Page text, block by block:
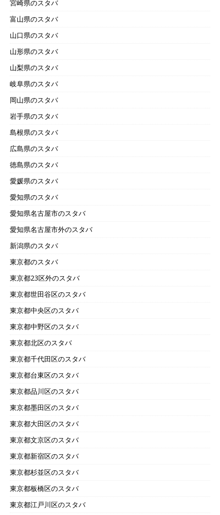
宮崎県のスタバ
富山県のスタバ
山口県のスタバ
山形県のスタバ
山梨県のスタバ
岐阜県のスタバ
岡山県のスタバ
岩手県のスタバ
島根県のスタバ
広島県のスタバ
徳島県のスタバ
愛媛県のスタバ
愛知県のスタバ
愛知県名古屋市のスタバ
愛知県名古屋市外のスタバ
新潟県のスタバ
東京都のスタバ
東京都23区外のスタバ
東京都世田谷区のスタバ
東京都中央区のスタバ
東京都中野区のスタバ
東京都北区のスタバ
東京都千代田区のスタバ
東京都台東区のスタバ
東京都品川区のスタバ
東京都墨田区のスタバ
東京都大田区のスタバ
東京都文京区のスタバ
東京都新宿区のスタバ
東京都杉並区のスタバ
東京都板橋区のスタバ
東京都江戸川区のスタバ